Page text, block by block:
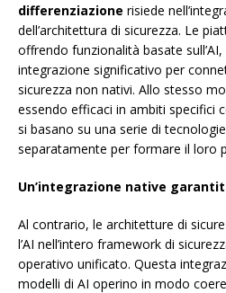
differenziazione risiede
dell’architettura di sicurezza. Le
offrendo funzionalità basate
integrazione significativo per
sicurezza non nativi. Allo stesso
essendo efficaci in ambiti specifici
si basano su una serie di
separatamente per formare il loro
Un’integrazione native
Al contrario, le architetture di
l’AI nell’intero framework di
operativo unificato. Questa
modelli di AI operino in modo